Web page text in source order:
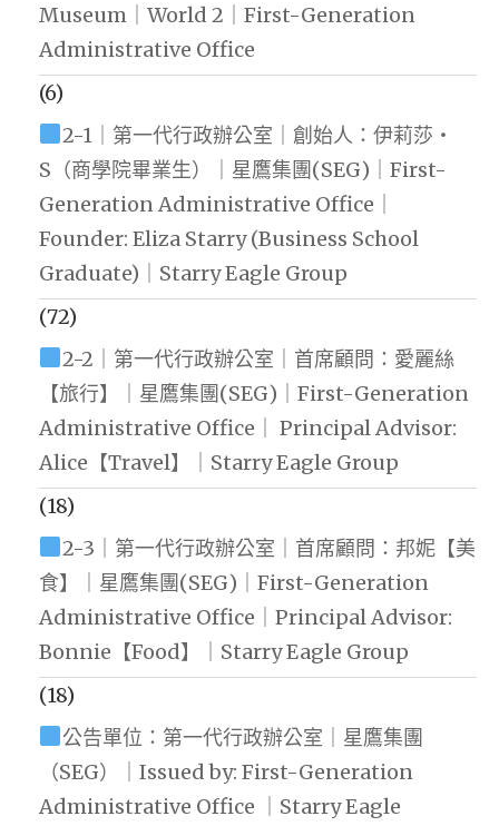
Museum｜World 2｜First-Generation
Administrative Office
(6)
2-1｜第一代行政辦公室｜創始人：伊莉莎・
S（商學院畢業生）｜星鷹集團(SEG)｜First-
Generation Administrative Office｜
Founder: Eliza Starry (Business School
Graduate)｜Starry Eagle Group
(72)
2-2｜第一代行政辦公室｜首席顧問：愛麗絲
【旅行】｜星鷹集團(SEG)｜First-Generation
Administrative Office｜ Principal Advisor:
Alice【Travel】｜Starry Eagle Group
(18)
2-3｜第一代行政辦公室｜首席顧問：邦妮【美
食】｜星鷹集團(SEG)｜First-Generation
Administrative Office｜Principal Advisor:
Bonnie【Food】｜Starry Eagle Group
(18)
公告單位：第一代行政辦公室｜星鷹集團
（SEG）｜Issued by: First-Generation
Administrative Office ｜Starry Eagle